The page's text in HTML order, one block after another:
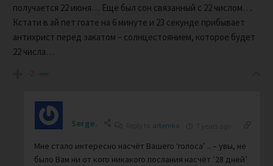
получается 22 июня… Еще был сон связанный с 22 числом….
Кстати в ай пет гоате на 6 минуте и 23 секунде прибывает
антихрист перед закатом – солнцестоянием, которое будет
22 числа…
-2
Serge. artemka
Мне стало интересно насчёт Вашего ‘голоса’ .. – увы, не
было Вам ни от кого никакого послания насчёт ’28 дней’